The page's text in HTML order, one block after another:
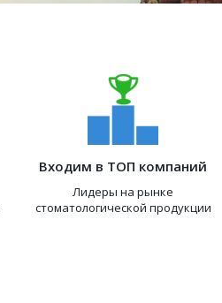
Входим в ТОП компаний
Лидеры на рынке
стоматологической продукции